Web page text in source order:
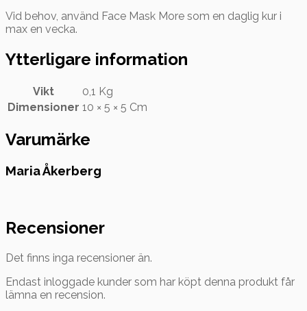
Vid behov, använd Face Mask More som en daglig kur i
max en vecka.
Ytterligare information
Vikt
0,1 Kg
Dimensioner 10 × 5 × 5 Cm
Varumärke
Maria Åkerberg
Recensioner
Det finns inga recensioner än.
Endast inloggade kunder som har köpt denna produkt får
lämna en recension.